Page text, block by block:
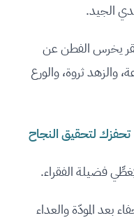
الجيد.
يخرس الفطن عن
والزهد ثروة، والورع
لتحقيق النجاح
يُغطِّي فضيلة الفقراء.
بعد المودّة والعداء